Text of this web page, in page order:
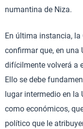
numantina de Niza.
En última instancia,
confirmar que, en una
difícilmente volverá a
Ello se debe
lugar intermedio en la
como económicos,
político que le